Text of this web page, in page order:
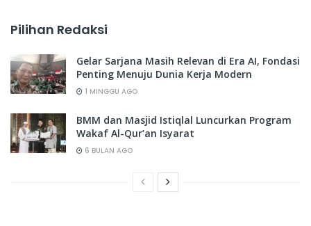
Pilihan Redaksi
Gelar Sarjana Masih Relevan di Era AI, Fondasi
Penting Menuju Dunia Kerja Modern
1 MINGGU AGO
BMM dan Masjid Istiqlal Luncurkan Program
Wakaf Al-Qur’an Isyarat
6 BULAN AGO